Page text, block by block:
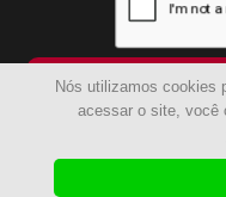
Nós utilizamos cookies
acessar o site, você
© 2024 - BR